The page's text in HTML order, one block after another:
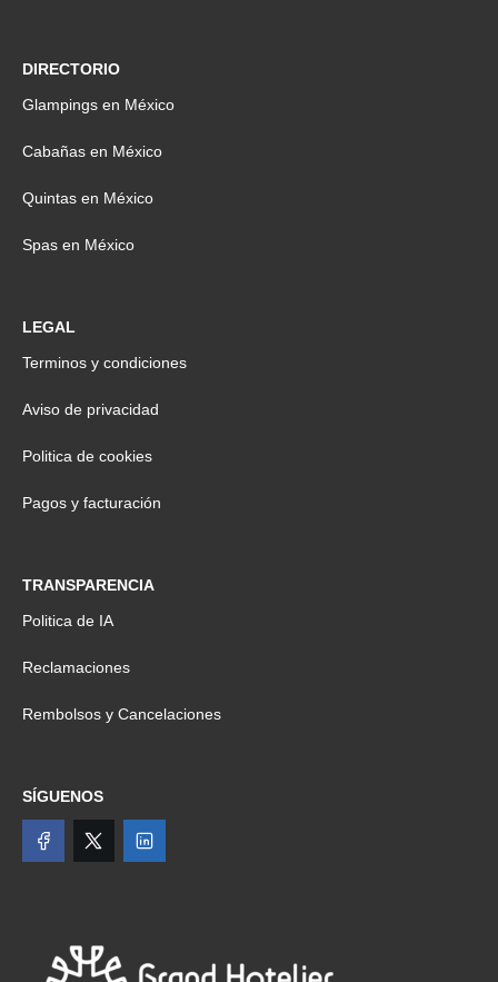
DIRECTORIO
Glampings en México
Cabañas en México
Quintas en México
Spas en México
LEGAL
Terminos y condiciones
Aviso de privacidad
Politica de cookies
Pagos y facturación
TRANSPARENCIA
Politica de IA
Reclamaciones
Rembolsos y Cancelaciones
SÍGUENOS